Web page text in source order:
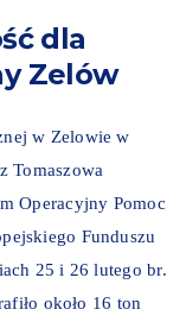
dla
Zelów
w Zelowie w
Tomaszowa
Operacyjny Pomoc
Funduszu
25 i 26 lutego br.
około 16 ton